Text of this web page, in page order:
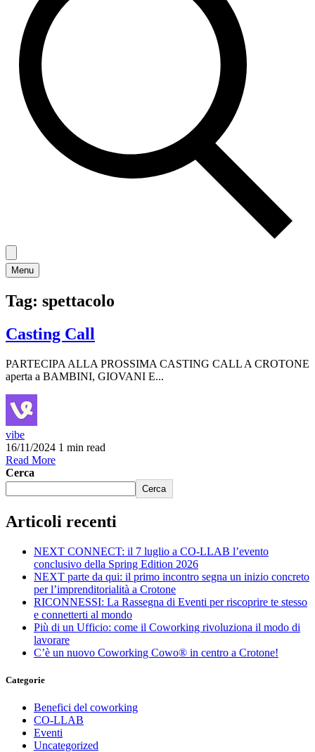
Menu
Tag: spettacolo
Casting Call
PARTECIPA ALLA PROSSIMA CASTING CALL A CROTONE
aperta a BAMBINI, GIOVANI E...
vibe
16/11/2024 1 min read
Read More
Cerca
Cerca
Articoli recenti
NEXT CONNECT: il 7 luglio a CO-LLAB l’evento
conclusivo della Spring Edition 2026
NEXT parte da qui: il primo incontro segna un inizio concreto
per l’imprenditorialità a Crotone
RICONNESSI: La Rassegna di Eventi per riscoprire te stesso
e connetterti al mondo
Più di un Ufficio: come il Coworking rivoluziona il modo di
lavorare
C’è un nuovo Coworking Cowo® in centro a Crotone!
Categorie
Benefici del coworking
CO-LLAB
Eventi
Uncategorized